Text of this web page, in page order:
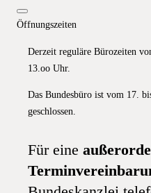
Öffnungszeiten
Derzeit reguläre Bürozeiten
13.oo Uhr.
Das Bundesbüro ist vom 17.
geschlossen.
Für eine